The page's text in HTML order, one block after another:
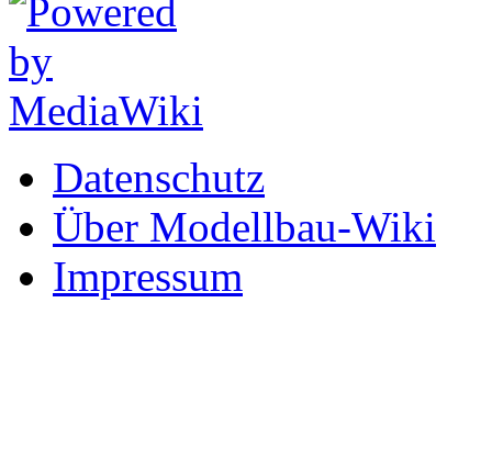
Datenschutz
Über Modellbau-Wiki
Impressum